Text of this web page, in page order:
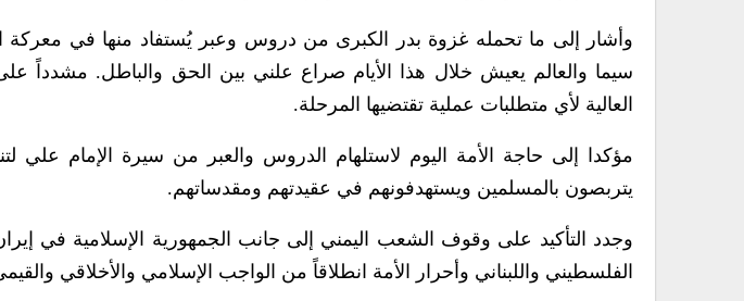
وأشار إلى ما تحمله غزوة بدر الكبرى من دروس وعبر يُستفاد منها في معركة
سيما والعالم يعيش خلال هذا الأيام صراع علني بين الحق والباطل. مشدداً
العالية لأي متطلبات عملية تقتضيها المرحلة.
مؤكدا إلى حاجة الأمة اليوم لاستلهام الدروس والعبر من سيرة الإمام علي
يتربصون بالمسلمين ويستهدفونهم في عقيدتهم ومقدساتهم.
وجدد التأكيد على وقوف الشعب اليمني إلى جانب الجمهورية الإسلامية في
الفلسطيني واللبناني وأحرار الأمة انطلاقاً من الواجب الإسلامي والأخلاقي